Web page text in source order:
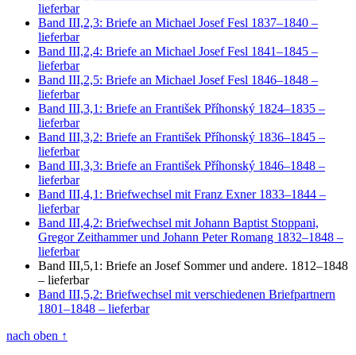
lieferbar
Band III,2,3: Briefe an Michael Josef Fesl 1837–1840 –
lieferbar
Band III,2,4: Briefe an Michael Josef Fesl 1841–1845 –
lieferbar
Band III,2,5: Briefe an Michael Josef Fesl 1846–1848 –
lieferbar
Band III,3,1: Briefe an František Příhonský 1824–1835 –
lieferbar
Band III,3,2: Briefe an František Příhonský 1836–1845 –
lieferbar
Band III,3,3: Briefe an František Příhonský 1846–1848 –
lieferbar
Band III,4,1: Briefwechsel mit Franz Exner 1833–1844 –
lieferbar
Band III,4,2: Briefwechsel mit Johann Baptist Stoppani,
Gregor Zeithammer und Johann Peter Romang 1832–1848 –
lieferbar
Band III,5,1: Briefe an Josef Sommer und andere. 1812–1848
– lieferbar
Band III,5,2: Briefwechsel mit verschiedenen Briefpartnern
1801–1848 – lieferbar
nach oben ↑